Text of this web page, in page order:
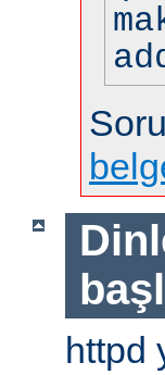
httpd